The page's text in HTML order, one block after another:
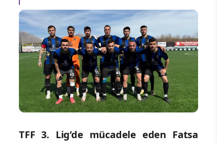
TFF 3. Lig’de mücadele eden Fatsa